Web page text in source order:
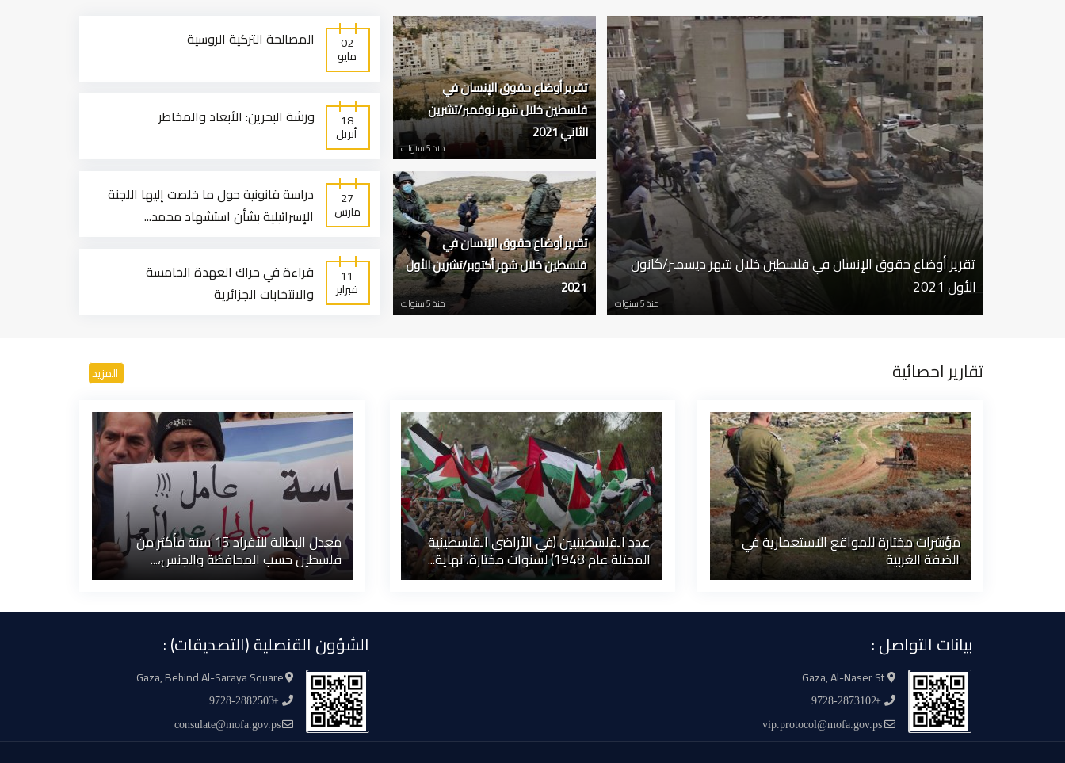
تقرير أوضاع حقوق الإنسان في فلسطين خلال شهر ديسمبر/كانون
الأول 2021
منذ 5 سنوات
تقرير أوضاع حقوق الإنسان في
فلسطين خلال شهر نوفمبر/تشرين
الثاني 2021
منذ 5 سنوات
تقرير أوضاع حقوق الإنسان في
فلسطين خلال شهر أكتوبر/تشرين الأول
2021
منذ 5 سنوات
02
مايو
المصالحة التركية الروسية
18
أبريل
ورشة البحرين: الأبعاد والمخاطر
27
مارس
دراسة قانونية حول ما خلصت إليها اللجنة
الإسرائيلية بشأن استشهاد محمد...
11
فبراير
قراءة في حراك العهدة الخامسة
والانتخابات الجزائرية
تقارير احصائية المزيد
مؤشرات مختارة للمواقع الاستعمارية في
الضفة الغربية
عدد الفلسطينيين (في الأراضي الفلسطينية
المحتلة عام 1948) لسنوات مختارة، نهاية...
معدل البطالة للأفراد 15 سنة فأكثر من
فلسطين حسب المحافظة والجنس،...
بيانات التواصل :
Gaza, Al-Naser St
+9728-2873102
vip.protocol@mofa.gov.ps
الشؤون القنصلية (التصديقات) :
Gaza, Behind Al-Saraya Square
+9728-2882503
consulate@mofa.gov.ps